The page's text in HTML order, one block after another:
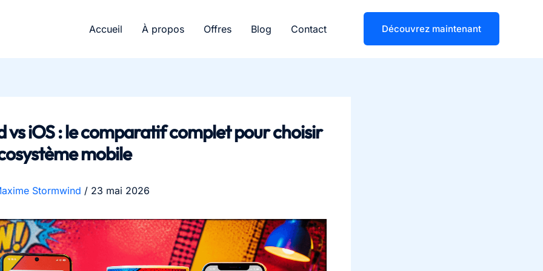
Accueil À propos Offres Blog Contact Découvrez maintenant
vs iOS : le comparatif complet pour choisir
mobile
Stormwind / 23 mai 2026